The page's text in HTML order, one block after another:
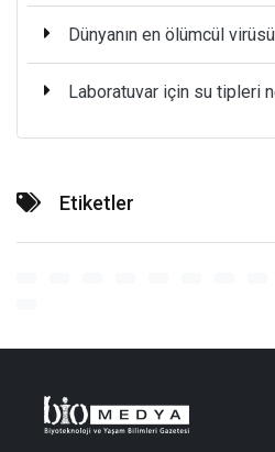
Dünyanın en ölümcül
Laboratuvar için su tipleri
Etiketler